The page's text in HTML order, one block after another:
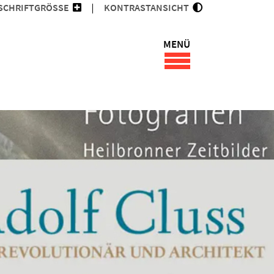
KONTRASTANSICHT
MENÜ